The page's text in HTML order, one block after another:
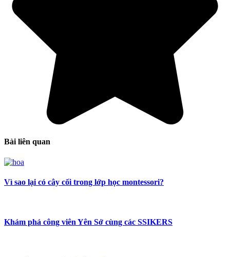
Bài liên quan
Vì sao lại có cây cối trong lớp học montessori?
Khám phá công viên Yên Sở cùng các SSIKERS